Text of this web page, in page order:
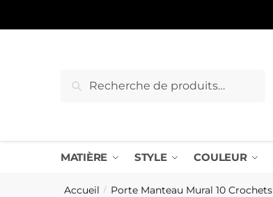
pour :
Recherche
MATIÈRE STYLE COULEUR
Accueil / Porte Manteau Mural 10 Crochets